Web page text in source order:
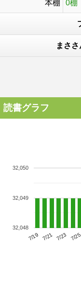
本棚 0棚
まさ
読書グラフ
7/19 7/21 7/23 7/25
32,048
32,049
32,050